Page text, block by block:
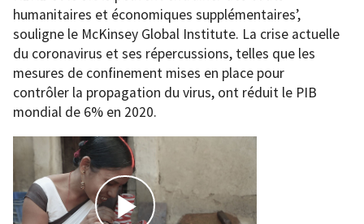
humanitaires et économiques supplémentaires’,
souligne le McKinsey Global Institute. La crise actuelle
du coronavirus et ses répercussions, telles que les
mesures de confinement mises en place pour
contrôler la propagation du virus, ont réduit le PIB
mondial de 6% en 2020.